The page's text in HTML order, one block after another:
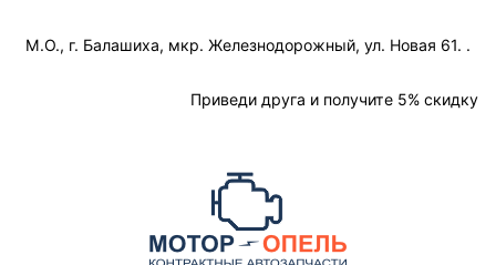
М.О., г. Балашиха, мкр. Железнодорожный, ул. Новая 61. .
Приведи друга и получите 5% скидку